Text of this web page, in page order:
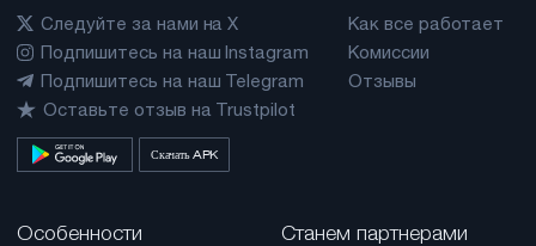
Следуйте за нами на X
Подпишитесь на наш Instagram
Подпишитесь на наш Telegram
Оставьте отзыв на Trustpilot
Скачать APK
Как все работает
Комиссии
Отзывы
Особенности Станем партнерами